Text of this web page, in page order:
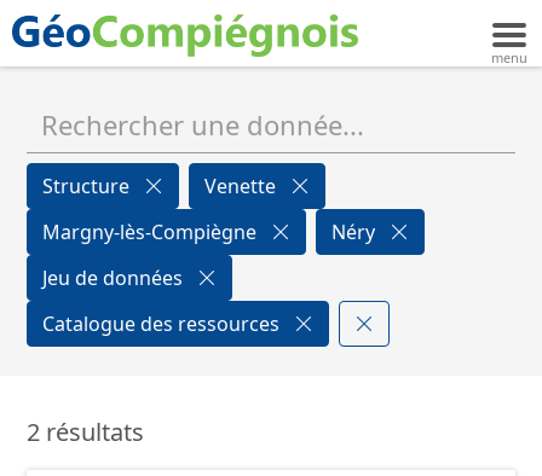
Structure
Venette
Margny-lès-Compiègne
Néry
Jeu de données
Catalogue des ressources
2 résultats